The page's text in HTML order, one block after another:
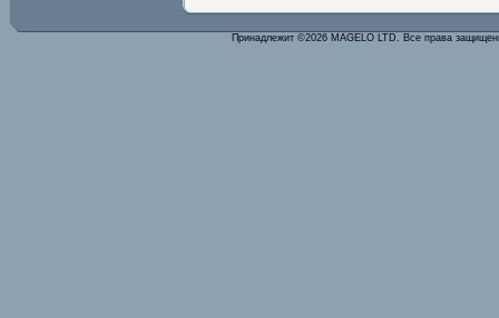
Принадлежит ©2026 MAGELO LTD. Все права